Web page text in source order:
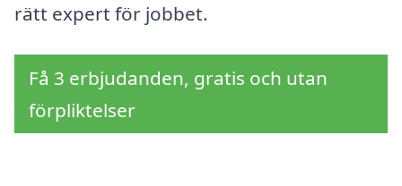
rätt expert för jobbet.
Få 3 erbjudanden, gratis och utan
förpliktelser